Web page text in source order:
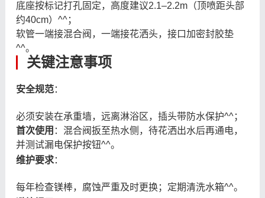
底座按标记打孔固定，高度建议2.1–2.2m（顶喷距头部
约40cm）^^；
软管一端接混合阀，一端接花洒头，接口加密封胶垫
^^。
关键注意事项
安全规范：
必须安装在承重墙，远离淋浴区，插头带防水保护^^；
首次使用 ：混合阀扳至热水侧，待花洒出水后再通电，
并测试漏电保护按钮^^。
维护要求：
每年检查镁棒，腐蚀严重及时更换；定期清洗水箱^^。